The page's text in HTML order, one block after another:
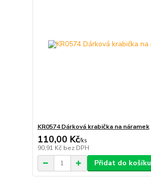
KR0574 Dárková krabička na náramek
110,00 Kč/ks
90,91 Kč bez DPH
Přidat do košíku